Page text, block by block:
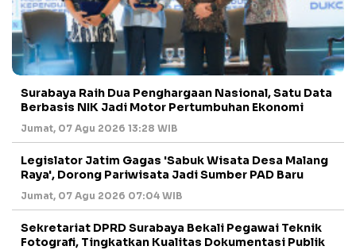
Surabaya Raih Dua Penghargaan Nasional, Satu Data
Berbasis NIK Jadi Motor Pertumbuhan Ekonomi
Jumat, 07 Agu 2026 13:28 WIB
Legislator Jatim Gagas 'Sabuk Wisata Desa Malang
Raya', Dorong Pariwisata Jadi Sumber PAD Baru
Jumat, 07 Agu 2026 07:04 WIB
Sekretariat DPRD Surabaya Bekali Pegawai Teknik
Fotografi, Tingkatkan Kualitas Dokumentasi Publik